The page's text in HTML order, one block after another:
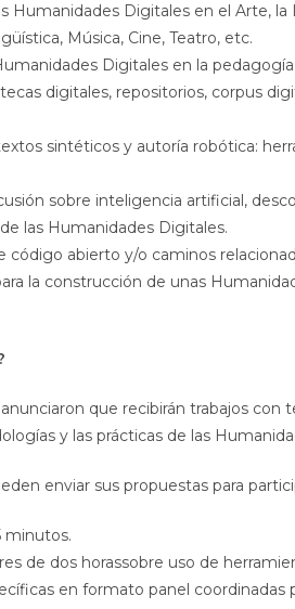
Humanidades Digitales en el Arte, la
Música, Cine, Teatro, etc.
Digitales en la
digitales, repositorios, corpus
sintéticos y autoría robótica:
sobre inteligencia artificial,
las Humanidades Digitales.
código abierto y/o caminos
la construcción de unas
que recibirán trabajos con
y las prácticas de las
enviar sus propuestas para
minutos.
de dos horassobre uso de
en formato panel coordinadas